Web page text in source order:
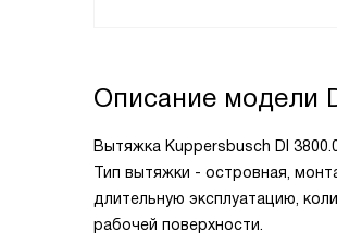
Описание модели
Вытяжка Kuppersbusch DI
Тип вытяжки - островная,
длительную эксплуатацию,
рабочей поверхности.